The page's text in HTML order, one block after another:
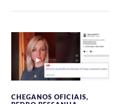
CHEGANOS OFICIAIS,